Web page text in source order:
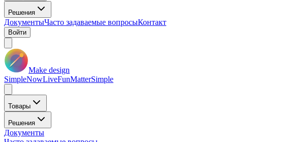
Решения
ДокументыЧасто задаваемые вопросыКонтакт
Войти
Make design
SimpleNowLiveFunMatterSimple
Товары
Решения
Документы